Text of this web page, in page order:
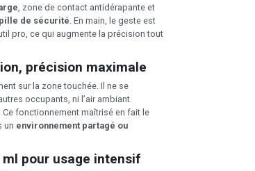
, zone de contact antidérapante et
de sécurité. En main, le geste est
pro, ce qui augmente la précision tout
précision maximale
sur la zone touchée. Il ne se
occupants, ni l’air ambiant
. Ce fonctionnement maîtrisé en fait le
un environnement partagé ou
pour usage intensif